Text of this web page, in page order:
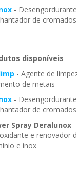
- Desengordurante
de
disponíveis
- Agente de
de metais
- Desengordurante
de
Spray Deralunox
e renovador
e inox